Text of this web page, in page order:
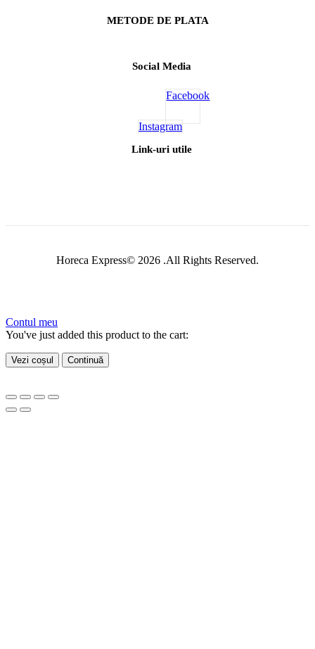
METODE DE PLATA
Social Media
Facebook
Instagram
Link-uri utile
Horeca Express© 2026 .All Rights Reserved.
Contul meu
You've just added this product to the cart:
Vezi coșul Continuă